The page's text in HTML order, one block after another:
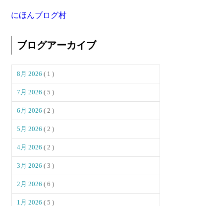
にほんブログ村
ブログアーカイブ
8月 2026( 1 )
7月 2026( 5 )
6月 2026( 2 )
5月 2026( 2 )
4月 2026( 2 )
3月 2026( 3 )
2月 2026( 6 )
1月 2026( 5 )